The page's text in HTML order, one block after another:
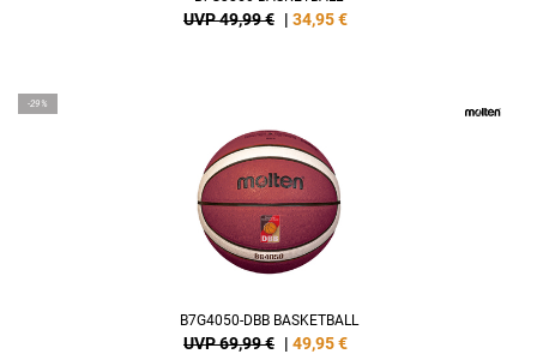
UVP 49,99 € | 34,95€
-29%
B7G4050-DBB BASKETBALL
UVP 69,99 € | 49,95€